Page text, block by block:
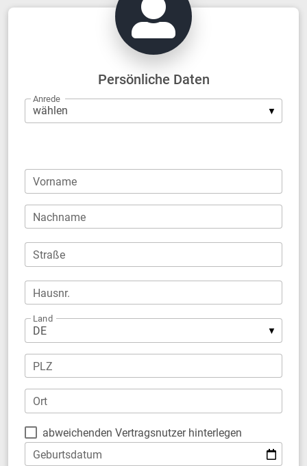
Persönliche Daten
Anrede
Vorname
Nachname
Straße
Hausnr.
Land
PLZ
Ort
abweichenden Vertragsnutzer hinterlegen
Geburtsdatum